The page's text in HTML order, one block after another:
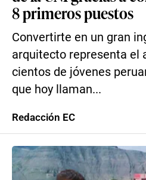
8 primeros puestos
Convertirte en un gran
arquitecto representa el
cientos de jóvenes
que hoy llaman...
Redacción EC